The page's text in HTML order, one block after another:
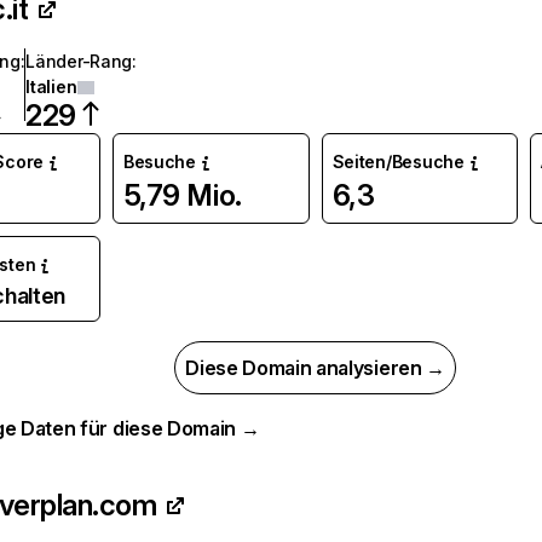
:Länder-Rang:
Italien
229
Besuche
5,79 Mio.
Seiten/Besuche
6,3
Diese Domain analysieren →
Daten für diese Domain →